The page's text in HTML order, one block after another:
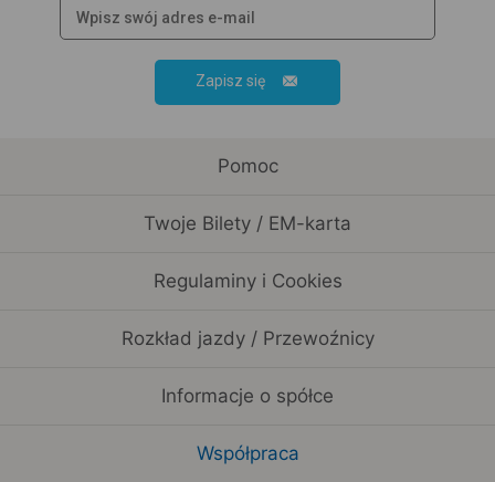
Zapisz się
Pomoc
Twoje Bilety / EM-karta
Regulaminy i Cookies
Rozkład jazdy / Przewoźnicy
Informacje o spółce
Współpraca